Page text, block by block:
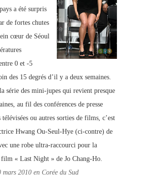
a été surpris
de fortes chutes
cœur de Séoul
0 et -5
des 15 degrés d’il y a deux semaines.
série des mini-jupes qui revient presque
au fil des conférences de presse
télévisées ou autres sorties de films, c’est
Hwang Ou-Seul-Hye (ci-contre) de
une robe ultra-raccourci pour la
« Last Night » de Jo Chang-Ho.
mars 2010 en Corée du Sud